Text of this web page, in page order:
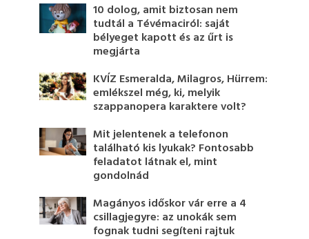
10 dolog, amit biztosan nem
tudtál a Tévémaciról: saját
bélyeget kapott és az űrt is
megjárta
KVÍZ Esmeralda, Milagros, Hürrem:
emlékszel még, ki, melyik
szappanopera karaktere volt?
Mit jelentenek a telefonon
található kis lyukak? Fontosabb
feladatot látnak el, mint
gondolnád
Magányos időskor vár erre a 4
csillagjegyre: az unokák sem
fognak tudni segíteni rajtuk